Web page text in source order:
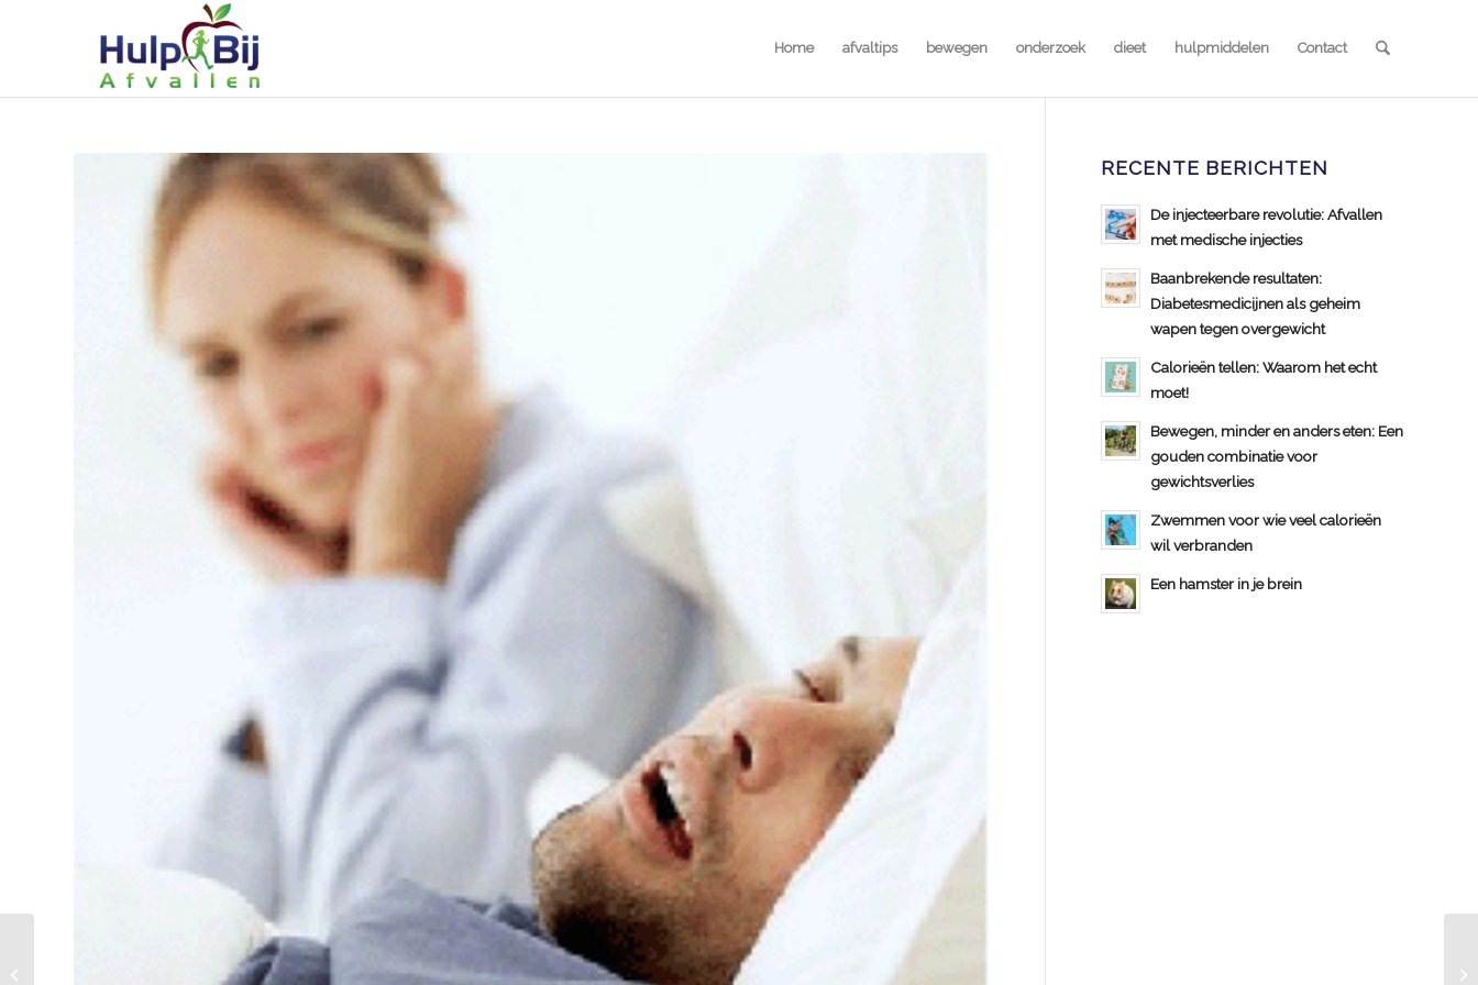
Home afvaltips bewegen onderzoek dieet hulpmiddelen Contact
RECENTE BERICHTEN
De injecteerbare revolutie: Afvallen
met medische injecties
Baanbrekende resultaten:
Diabetesmedicijnen als geheim
wapen tegen overgewicht
Calorieën tellen: Waarom het echt
moet!
Bewegen, minder en anders eten: Een
gouden combinatie voor
gewichtsverlies
Zwemmen voor wie veel calorieën
wil verbranden
Een hamster in je brein